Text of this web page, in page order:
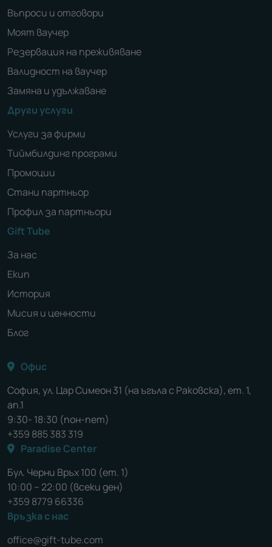
Въпроси и отговори
Моят ваучер
Резервация на преживяване
Валидност на ваучер
Замяна и удължаване
Други услуги
Услуги за фирми
Тиймбилдинг програми
Промоции
Стани партньор
Профил за партньори
Gift Tube
За нас
Екип
История
Мисия и ценности
Блог
Офис
София, ул. Цар Симеон 31 (на ъгъла с Раковска), ет. 1,
ап.1
9:30- 18:30 (пон-пет)
+359 885 383 319
Paradise Center
Бул. Черни Връх 100 (ет. 1)
10:00 – 22:00 (всеки ден)
+359 8779 66336
Връзка с нас
office@gift-tube.com